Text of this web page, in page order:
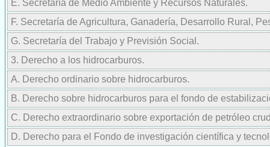
E. Secretaría de Medio Ambiente y Recursos Naturales.
F. Secretaría de Agricultura, Ganadería, Desarrollo Rural,
G. Secretaría del Trabajo y Previsión Social.
3. Derecho a los hidrocarburos.
A. Derecho ordinario sobre hidrocarburos.
B. Derecho sobre hidrocarburos para el fondo de
C. Derecho extraordinario sobre exportación de petróleo
D. Derecho para el Fondo de investigación científica y